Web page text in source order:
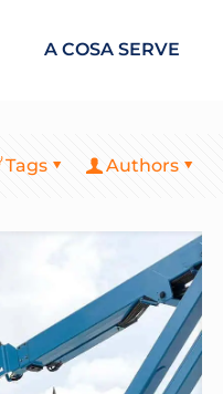
A COSA SERVE
Tags Authors